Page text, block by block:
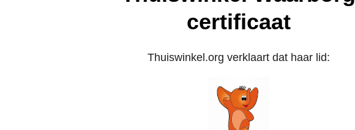
certificaat
Thuiswinkel.org verklaart dat haar lid: